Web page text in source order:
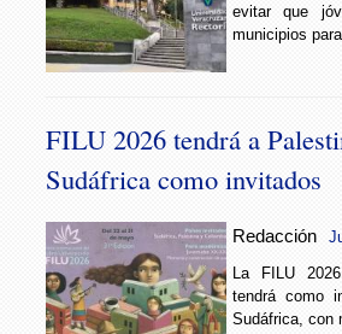
evitar que
municipios
FILU 2026 tendrá a
Sudáfrica como invitados
Redacción
La FILU
tendrá como
Sudáfrica, con